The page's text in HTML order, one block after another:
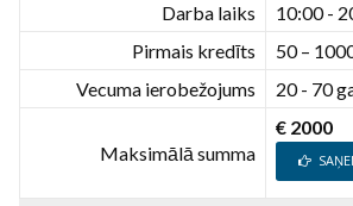
Darba laiks
10:00 -
Pirmais kredīts
50 –
Vecuma ierobežojums
20 - 70
Maksimālā summa
€ 2000